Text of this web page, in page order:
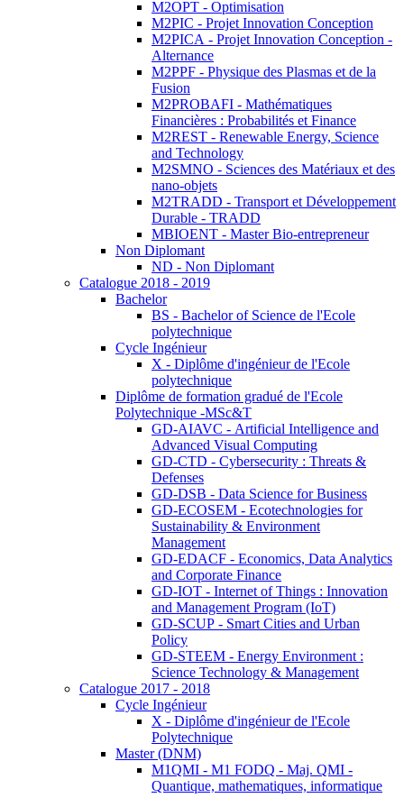
M2OPT - Optimisation
M2PIC - Projet Innovation Conception
M2PICA - Projet Innovation Conception -
Alternance
M2PPF - Physique des Plasmas et de la
Fusion
M2PROBAFI - Mathématiques
Financières : Probabilités et Finance
M2REST - Renewable Energy, Science
and Technology
M2SMNO - Sciences des Matériaux et des
nano-objets
M2TRADD - Transport et Développement
Durable - TRADD
MBIOENT - Master Bio-entrepreneur
Non Diplomant
ND - Non Diplomant
Catalogue 2018 - 2019
Bachelor
BS - Bachelor of Science de l'Ecole
polytechnique
Cycle Ingénieur
X - Diplôme d'ingénieur de l'Ecole
polytechnique
Diplôme de formation gradué de l'Ecole
Polytechnique -MSc&T
GD-AIAVC - Artificial Intelligence and
Advanced Visual Computing
GD-CTD - Cybersecurity : Threats &
Defenses
GD-DSB - Data Science for Business
GD-ECOSEM - Ecotechnologies for
Sustainability & Environment
Management
GD-EDACF - Economics, Data Analytics
and Corporate Finance
GD-IOT - Internet of Things : Innovation
and Management Program (IoT)
GD-SCUP - Smart Cities and Urban
Policy
GD-STEEM - Energy Environment :
Science Technology & Management
Catalogue 2017 - 2018
Cycle Ingénieur
X - Diplôme d'ingénieur de l'Ecole
Polytechnique
Master (DNM)
M1QMI - M1 FODQ - Maj. QMI -
Quantique, mathematiques, informatique